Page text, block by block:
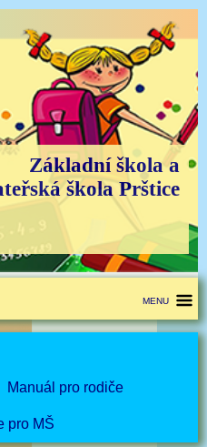
Základní škola a
škola Prštice
MENU
Manuál pro rodiče
pro MŠ